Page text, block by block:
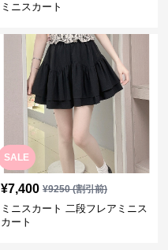
ミニスカート
SALE
¥7,400 ¥9250(割引前)
ミニスカート 二段フレアミニス
カート